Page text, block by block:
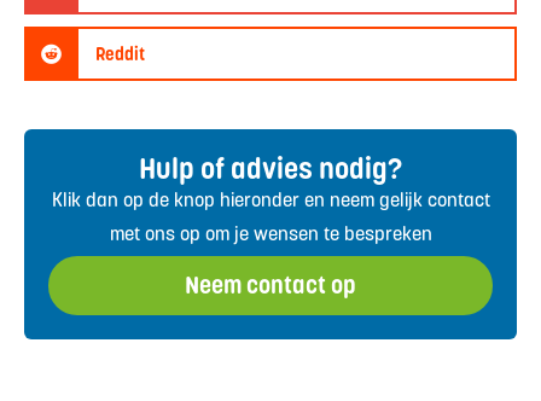
Reddit
Hulp of advies nodig?
Klik dan op de knop hieronder en neem gelijk contact
met ons op om je wensen te bespreken
Neem contact op